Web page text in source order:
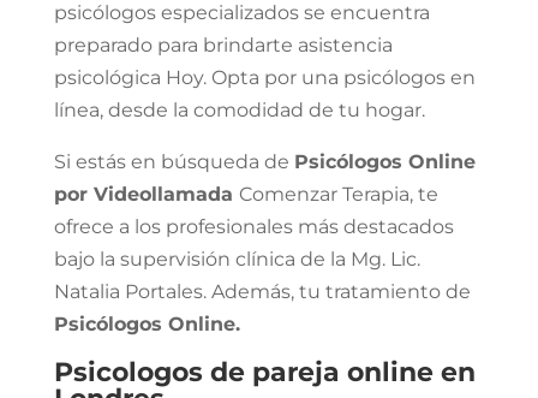
psicólogos especializados se encuentra
preparado para brindarte asistencia
psicológica Hoy. Opta por una psicólogos en
línea, desde la comodidad de tu hogar.
Si estás en búsqueda de Psicólogos Online
por Videollamada Comenzar Terapia, te
ofrece a los profesionales más destacados
bajo la supervisión clínica de la Mg. Lic.
Natalia Portales. Además, tu tratamiento de
Psicólogos Online.
Psicologos de pareja online en